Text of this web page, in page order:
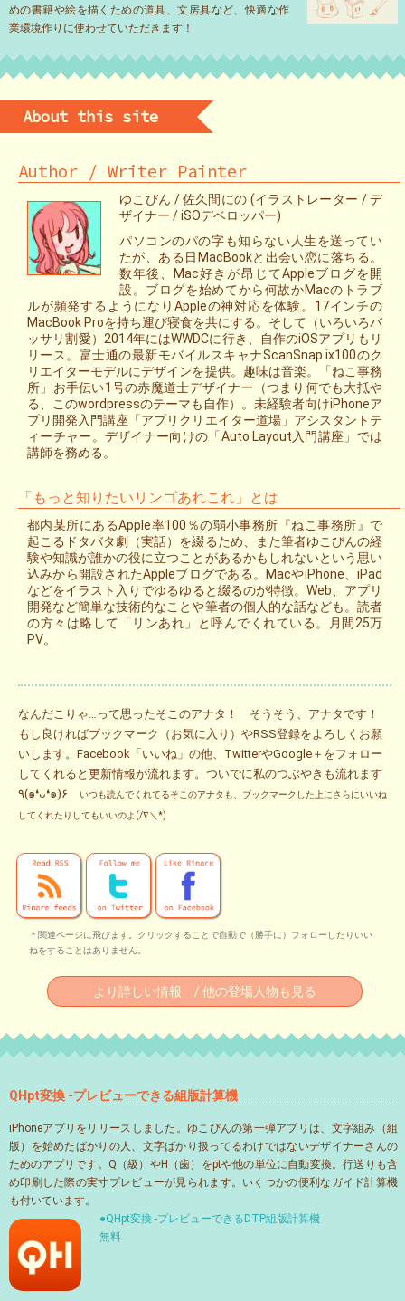
めの書籍や絵を描くための道具、文房具など、快適な作
業環境作りに使わせていただきます！
About this site
Author / Writer Painter
ゆこびん / 佐久間にの (イラストレーター / デ
ザイナー / iSOデベロッパー)
パソコンのパの字も知らない人生を送ってい
たが、ある日MacBookと出会い恋に落ちる。
数年後、Mac好きが昂じてAppleブログを開
設。ブログを始めてから何故かMacのトラブ
ルが頻発するようになりAppleの神対応を体験。17インチの
MacBook Proを持ち運び寝食を共にする。そして（いろいろバ
ッサリ割愛）2014年にはWWDCに行き、自作のiOSアプリもリ
リース。富士通の最新モバイルスキャナScanSnap ix100のク
リエイターモデルにデザインを提供。趣味は音楽。「ねこ事務
所」お手伝い1号の赤魔道士デザイナー（つまり何でも大抵や
る、このwordpressのテーマも自作）。未経験者向けiPhoneア
プリ開発入門講座「アプリクリエイター道場」アシスタントテ
ィーチャー。デザイナー向けの「Auto Layout入門講座」では
講師を務める。
「もっと知りたいリンゴあれこれ」とは
都内某所にあるApple率100％の弱小事務所『ねこ事務所』で
起こるドタバタ劇（実話）を綴るため、また筆者ゆこびんの経
験や知識が誰かの役に立つことがあるかもしれないという思い
込みから開設されたAppleブログである。MacやiPhone、iPad
などをイラスト入りでゆるゆると綴るのが特徴。Web、アプリ
開発など簡単な技術的なことや筆者の個人的な話なども。読者
の方々は略して「リンあれ」と呼んでくれている。月間25万
PV。
なんだこりゃ…って思ったそこのアナタ！ そうそう、アナタです！
もし良ければブックマーク（お気に入り）やRSS登録をよろしくお願
いします。Facebook「いいね」の他、TwitterやGoogle＋をフォロー
してくれると更新情報が流れます。ついでに私のつぶやきも流れます
٩(๑❛ᴗ❛๑)۶
いつも読んでくれてるそこのアナタも、ブックマークした上にさらにいいね
してくれたりしてもいいのよ(/∇＼*)
＊関連ページに飛びます。クリックすることで自動で（勝手に）フォローしたりいい
ねをすることはありません。
より詳しい情報 / 他の登場人物も見る
QHpt変換 -プレビューできる組版計算機
iPhoneアプリをリリースしました。ゆこびんの第一弾アプリは、文字組み（組
版）を始めたばかりの人、文字ばかり扱ってるわけではないデザイナーさんの
ためのアプリです。Q（級）やH（歯）をptや他の単位に自動変換。行送りも含
め印刷した際の実寸プレビューが見られます。いくつかの便利なガイド計算機
も付いています。
●QHpt変換 -プレビューできるDTP組版計算機
無料